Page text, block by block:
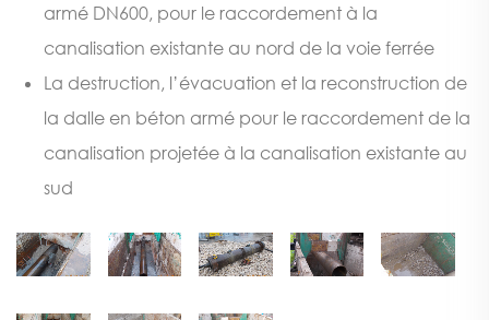
armé DN600, pour le raccordement à la
canalisation existante au nord de la voie ferrée
La destruction, l’évacuation et la reconstruction de
la dalle en béton armé pour le raccordement de la
canalisation projetée à la canalisation existante au
sud